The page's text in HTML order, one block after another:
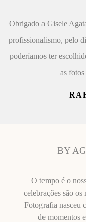
Obrigado a Gisele
profissionalismo, pelo
poderíamos ter
as
BY
O tempo é o
celebrações são
Fotografia nasceu
de momentos